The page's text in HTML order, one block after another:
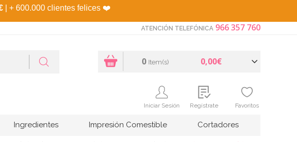
| + 600.000 clientes felices ❤️
ATENCIÓN TELEFÓNICA 966 357 760
0 Item(s) 0,00€
Iniciar Sesión Regístrate Favoritos
Ingredientes Impresión Comestible Cortadores